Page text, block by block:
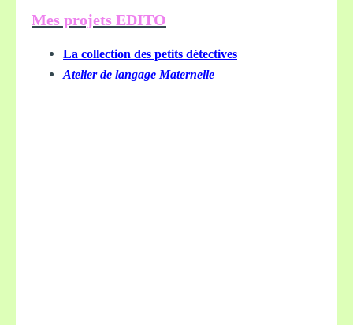
Mes projets EDITO
La collection des petits détectives
Atelier de langage Maternelle